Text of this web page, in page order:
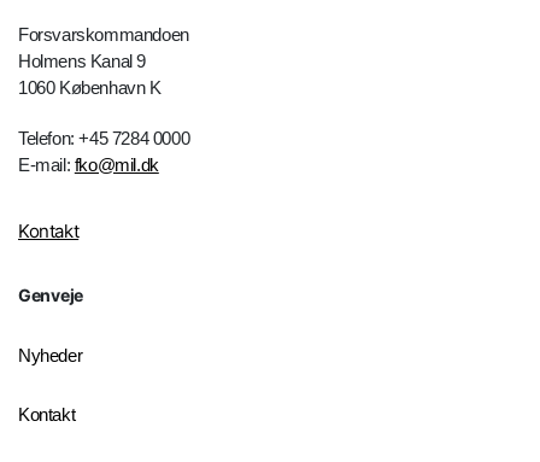
Forsvarskommandoen
Holmens Kanal 9
1060 København K
Telefon: +45 7284 0000
E-mail: fko@mil.dk
Kontakt
Genveje
Nyheder
Kontakt